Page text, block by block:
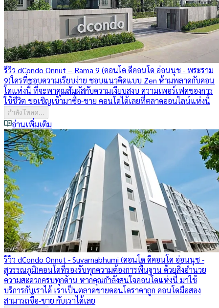
รีวิว dCondo Onnut – Rama 9 (คอนโด ดีคอนโด อ่อนนุช - พระราม
9)ใครที่ชอบความเรียบง่าย ชอบแนวคิดแบบ Zen ห้ามพลาดกับคอน
โดแห่งนี้ ที่จะพาคุณสัมผัสกับความเงียบสงบ ความเพอร์เฟคของการ
ใช้ชีวิต ขอเชิญเข้ามาซื้อ-ขาย คอนโดได้เลยที่ตลาดออนไลน์แห่งนี้
กำลังโหลด...
อ่านเพิ่มเติม
รีวิว dCondo Onnut - Suvarnabhumi (คอนโด ดีคอนโด อ่อนนุช -
สุวรรณภูมิ)คอนโดที่รองรับทุกความต้องการพื้นฐาน ด้วยสิ่งอำนวย
ความสะดวกครบทุกด้าน หากคุณกำลังสนใจคอนโดแห่งนี้ มาใช้
บริการกับเราได้ เราเป็นตลาดขายคอนโดราคาถูก คอนโดมือสอง
สามารถซื้อ-ขาย กับเราได้เลย